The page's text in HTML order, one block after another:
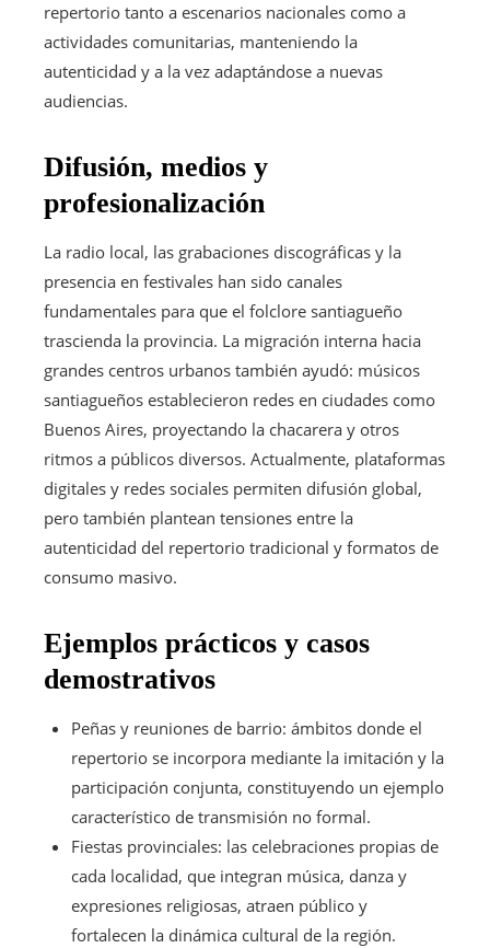
repertorio tanto a escenarios nacionales como a
actividades comunitarias, manteniendo la
autenticidad y a la vez adaptándose a nuevas
audiencias.
Difusión, medios y
profesionalización
La radio local, las grabaciones discográficas y la
presencia en festivales han sido canales
fundamentales para que el folclore santiagueño
trascienda la provincia. La migración interna hacia
grandes centros urbanos también ayudó: músicos
santiagueños establecieron redes en ciudades como
Buenos Aires, proyectando la chacarera y otros
ritmos a públicos diversos. Actualmente, plataformas
digitales y redes sociales permiten difusión global,
pero también plantean tensiones entre la
autenticidad del repertorio tradicional y formatos de
consumo masivo.
Ejemplos prácticos y casos
demostrativos
Peñas y reuniones de barrio: ámbitos donde el
repertorio se incorpora mediante la imitación y la
participación conjunta, constituyendo un ejemplo
característico de transmisión no formal.
Fiestas provinciales: las celebraciones propias de
cada localidad, que integran música, danza y
expresiones religiosas, atraen público y
fortalecen la dinámica cultural de la región.